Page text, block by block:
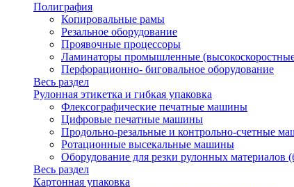
Полиграфия
Копировальные рамы
Резальное оборудование
Проявочные процессоры
Ламинаторы промышленные
Перфорационно- биговальное оборудование
Весь раздел
Рулонная этикетка и гибкая упаковка
Флексографические печатные машины
Цифровые печатные машины
Продольно-резальные и контрольно-счетные
Ротационные высекальные машины
Оборудование для резки рулонных материалов
Весь раздел
Картонная упаковка